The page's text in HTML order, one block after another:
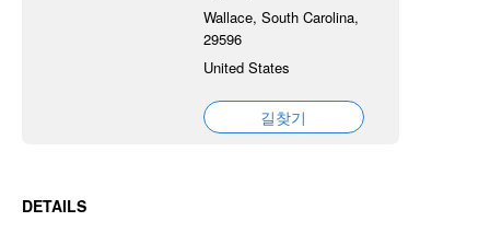
Wallace, South Carolina,
29596
United States
길찾기
DETAILS